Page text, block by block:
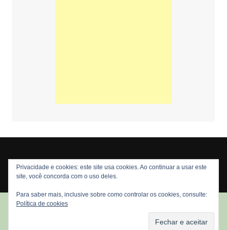
Copyright © 2026 Nós Nerds. Todos os direitos reservados
Privacidade e cookies: este site usa cookies. Ao continuar a usar este
site, você concorda com o uso deles.
Para saber mais, inclusive sobre como controlar os cookies, consulte:
Política de cookies